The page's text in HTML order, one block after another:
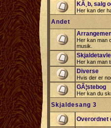
KÃ¸b, salg
Her kan der
Andet
Her kan man
musik.
Her kan man
Diverse
Hvis der er
GÃ¦stebog
Her kan du
Skjaldesang 3
Overordnet